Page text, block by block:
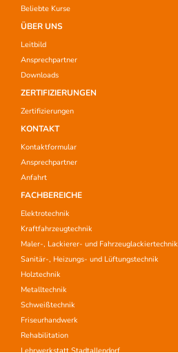
Beliebte Kurse
ÜBER UNS
Leitbild
Ansprechpartner
Downloads
ZERTIFIZIERUNGEN
Zertifizierungen
KONTAKT
Kontaktformular
Ansprechpartner
Anfahrt
FACHBEREICHE
Elektrotechnik
Kraftfahrzeugtechnik
Maler-, Lackierer- und Fahrzeuglackiertechnik
Sanitär-, Heizungs- und Lüftungstechnik
Holztechnik
Metalltechnik
Schweißtechnik
Friseurhandwerk
Rehabilitation
Lehrwerkstatt Stadtallendorf